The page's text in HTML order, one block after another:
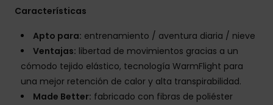
Características
Apto para: entrenamiento / aventura diaria / nieve
Ventajas: libertad de movimientos gracias a un
cómodo tejido elástico, tecnología WarmFlight para
una mejor retención de calor y alta transpirabilidad.
Made Better: fabricado con fibras de poliéster